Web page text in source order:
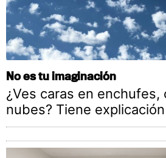
No es tu imaginación
¿Ves caras en enchufes,
nubes? Tiene explicación